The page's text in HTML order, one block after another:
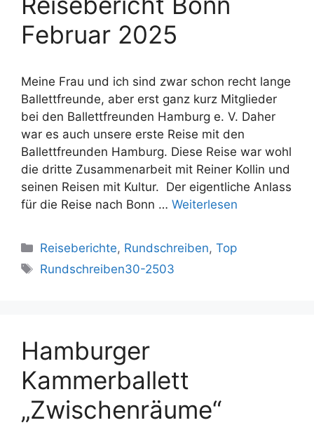
Februar 2025
Meine Frau und ich sind zwar schon recht lange
Ballettfreunde, aber erst ganz kurz Mitglieder
bei den Ballettfreunden Hamburg e. V. Daher
war es auch unsere erste Reise mit den
Ballettfreunden Hamburg. Diese Reise war wohl
die dritte Zusammenarbeit mit Reiner Kollin und
seinen Reisen mit Kultur. Der eigentliche Anlass
für die Reise nach Bonn … Weiterlesen
Kategorien
Reiseberichte, Rundschreiben,Top
Schlagwörter
Rundschreiben30-2503
Hamburger
Kammerballett
„Zwischenräume“